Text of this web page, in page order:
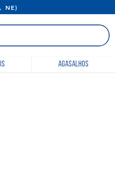
CO) / R$499,90 (N,
Agasalhos